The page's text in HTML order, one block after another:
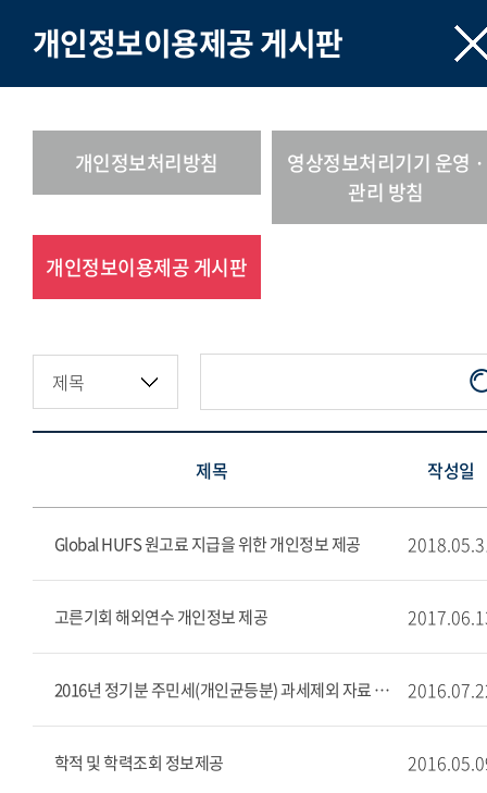
개인정보이용제공 게시판
개인정보처리방침
영상정보처리기기 운영 ·
관리 방침
개인정보이용제공 게시판
제목 작성일
Global HUFS 원고료 지급을 위한 개인정보 제공
고른기회 해외연수 개인정보 제공
2016년 정기분 주민세(개인균등분) 과세제외 자료 제출
학적 및 학력조회 정보제공